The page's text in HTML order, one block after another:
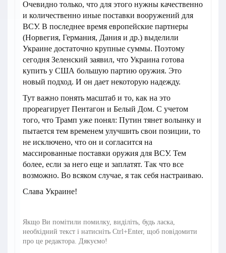
Очевидно только, что для этого нужны качественно
и количественно иные поставки вооружений для
ВСУ. В последнее время европейские партнеры
(Норвегия, Германия, Дания и др.) выделили
Украине достаточно крупные суммы. Поэтому
сегодня Зеленский заявил, что Украина готова
купить у США большую партию оружия. Это
новый подход. И он дает некоторую надежду.
Тут важно понять масштаб и то, как на это
прореагирует Пентагон и Белый Дом. С учетом
того, что Трамп уже понял: Путин тянет волынку и
пытается тем временем улучшить свои позиции, то
не исключено, что он и согласится на
массированные поставки оружия для ВСУ. Тем
более, если за него еще и заплатят. Так что все
возможно. Во всяком случае, я так себя настраиваю.
Слава Украине!
Якщо Ви помітили помилку, виділіть, будь ласка,
необхідний текст і натисніть Ctrl+Enter, щоб повідомити
про це редактора. Дякуємо!